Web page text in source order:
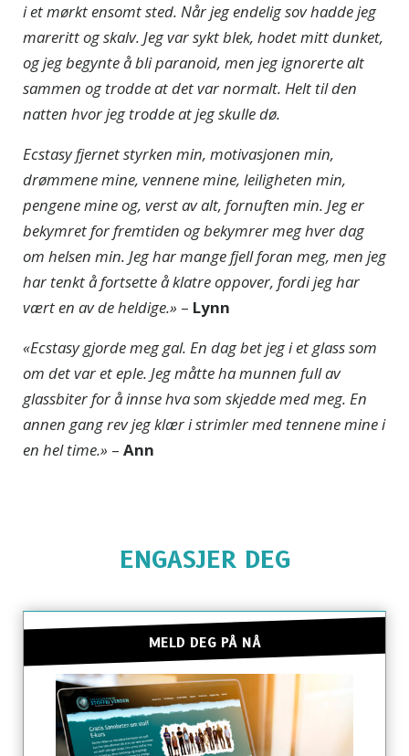
i et mørkt ensomt sted. Når jeg endelig sov hadde jeg
mareritt og skalv. Jeg var sykt blek, hodet mitt dunket,
og jeg begynte å bli paranoid, men jeg ignorerte alt
sammen og trodde at det var normalt. Helt til den
natten hvor jeg trodde at jeg skulle dø.
Ecstasy fjernet styrken min, motivasjonen min,
drømmene mine, vennene mine, leiligheten min,
pengene mine og, verst av alt, fornuften min. Jeg er
bekymret for fremtiden og bekymrer meg hver dag
om helsen min. Jeg har mange fjell foran meg, men jeg
har tenkt å fortsette å klatre oppover, fordi jeg har
vært en av de heldige.» – Lynn
«Ecstasy gjorde meg gal. En dag bet jeg i et glass som
om det var et eple. Jeg måtte ha munnen full av
glassbiter for å innse hva som skjedde med meg. En
annen gang rev jeg klær i strimler med tennene mine i
en hel time.» – Ann
ENGASJER DEG
MELD DEG PÅ NÅ